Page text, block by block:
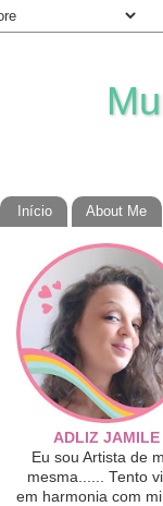
Início About Me
ADLIZ JAMILE
Eu sou Artista de
mesma...... Tento
em harmonia com